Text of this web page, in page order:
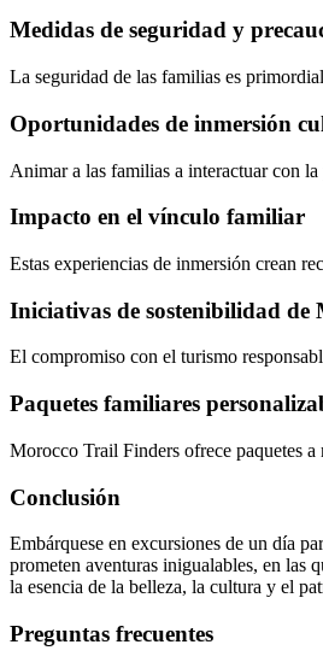
Medidas de seguridad y
La seguridad de las familias es
Oportunidades de inmersión
Animar a las familias a interactuar con
Impacto en el vínculo familiar
Estas experiencias de inmersión crean
Iniciativas de sostenibilidad
El compromiso con el turismo
Paquetes familiares
Morocco Trail Finders ofrece paquetes a
Conclusión
Embárquese en excursiones de un día
prometen aventuras inigualables, en las
la esencia de la belleza, la cultura y el
Preguntas frecuentes